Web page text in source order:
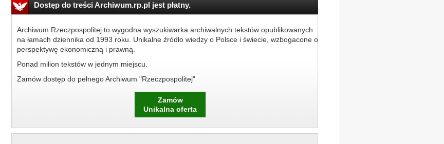
Dostęp do treści Archiwum.rp.pl jest płatny.
Archiwum Rzeczpospolitej to wygodna wyszukiwarka archiwalnych tekstów opublikowanych
na łamach dziennika od 1993 roku. Unikalne źródło wiedzy o Polsce i świecie, wzbogacone o
perspektywę ekonomiczną i prawną.
Ponad milion tekstów w jednym miejscu.
Zamów dostęp do pełnego Archiwum "Rzeczpospolitej"
Zamów
Unikalna oferta